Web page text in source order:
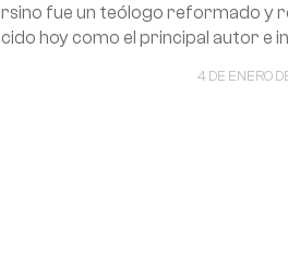
4 DE ENERO
fue un teólogo reformado y
hoy como el principal autor e